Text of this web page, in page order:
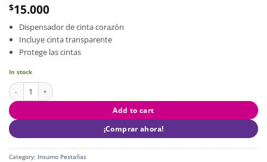
$15.000
Dispensador de cinta corazón
Incluye cinta transparente
Protege las cintas
In stock
Dispensador de Cinta quantity
Add to cart
¡Comprar ahora!
Category: Insumo Pestañas